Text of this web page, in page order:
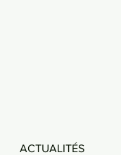
ACTUALITÉS